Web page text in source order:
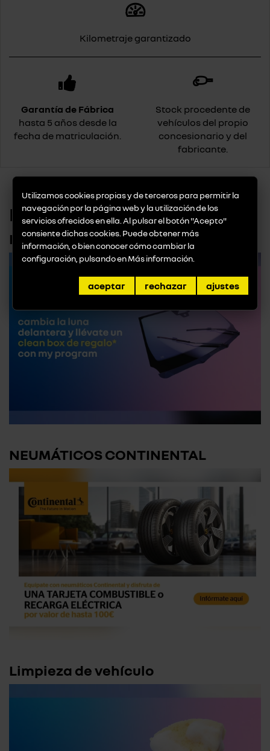
Kilometraje garantizado
Garantía de Fábrica
hasta 5 años desde la
fecha de matriculación.
Stock procedente de
vehículos del propio
concesionario y del
fabricante.
Promociones
Promoción luna delantera
NEUMÁTICOS CONTINENTAL
Limpieza de vehículo
Utilizamos cookies propias y de terceros para permitir la
navegación por la página web y la utilización de los
servicios ofrecidos en ella. Al pulsar el botón "Acepto"
consiente dichas cookies. Puede obtener más
información, o bien conocer cómo cambiar la
configuración, pulsando enMás información
aceptar rechazar ajustes